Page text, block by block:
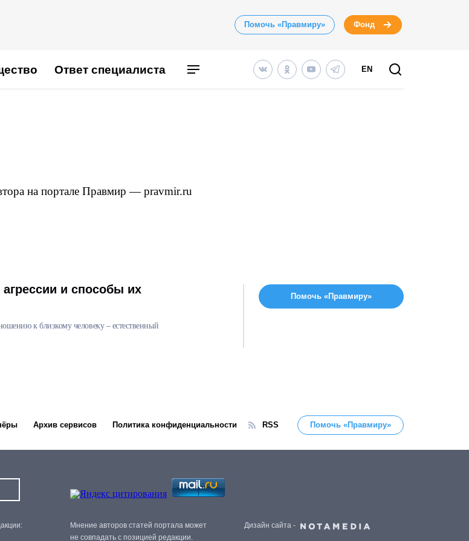
Помочь «Правмиру» Фонд
Ответ специалиста EN
на портале Правмир — pravmir.ru
и способы их
к близкому человеку – естественный
Помочь «Правмиру»
Архив сервисов Политика конфиденциальности RSS Помочь «Правмиру»
Мнение авторов статей портала может
не совпадать с позицией редакции.
Дизайн сайта -